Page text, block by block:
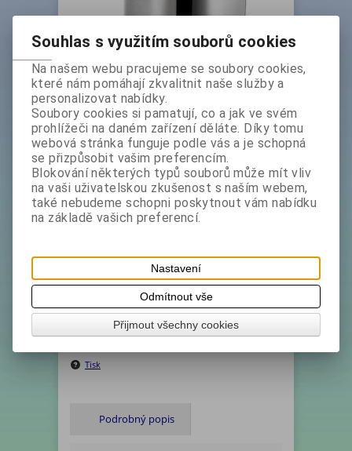
Hrnec 14,0 lit. s pokl. pr. 28 v-
24cm vysoký ANETT > doprodej
ks: 2
Základní cena bez DPH:
1 599 Kč
Základní cena s DPH:
1 934,80 Kč
Akční sleva25 %
bez DPH: 1 199 Kč
Koupit
Katalogové číslo:***1000218*doprodej
Ihned expedujeme - Termín dodání (dny):
Tisk
Podrobný popis
Souhlas s využitím souborů cookies
Na našem webu pracujeme se soubory cookies,
které nám pomáhají zkvalitnit naše služby a
personalizovat nabídky.
Soubory cookies si pamatují, co a jak ve svém
prohlížeči na daném zařízení děláte. Díky tomu
webová stránka funguje podle vás a je schopná
se přizpůsobit vašim preferencím.
Blokování některých typů souborů může mít vliv
na vaši uživatelskou zkušenost s naším webem,
také nebudeme schopni poskytnout vám nabídku
na základě vašich preferencí.
Nastavení
Odmítnout vše
Přijmout všechny cookies